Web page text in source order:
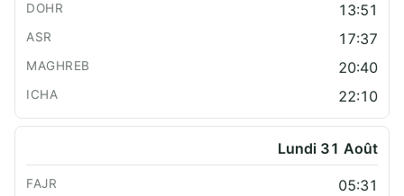
13:51
17:37
20:40
22:10
Lundi 31 Août
05:31